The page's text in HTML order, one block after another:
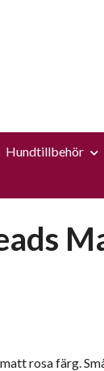
Hundtillbehör
rosa färg.